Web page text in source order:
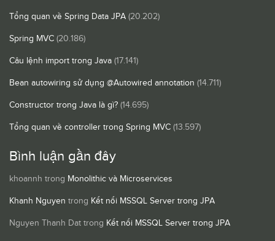
Tổng quan về Spring Data JPA (20.202)
Spring MVC (20.186)
Câu lệnh import trong Java (17.141)
Bean autowiring sử dụng @Autowired annotation (14.711)
Constructor trong Java là gì? (14.695)
Tổng quan về controller trong Spring MVC (13.597)
Bình luận gần đây
khoannh trong Monolithic và Microservices
Khanh Nguyen trong Kết nối MSSQL Server trong JPA
Nguyen Thanh Dat trong Kết nối MSSQL Server trong JPA